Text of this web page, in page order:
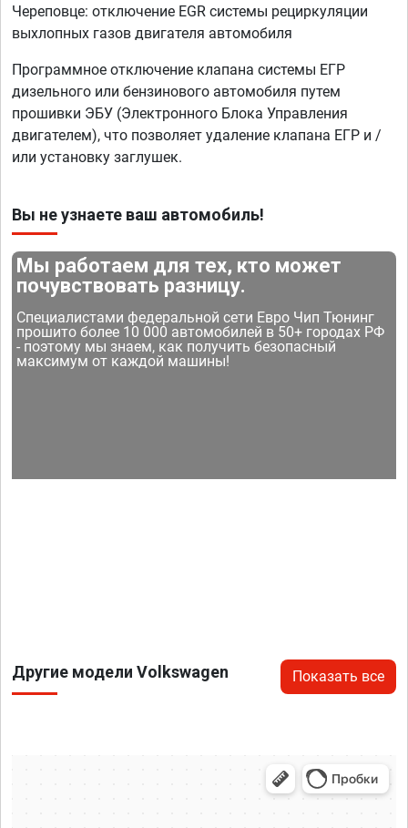
Череповце: отключение EGR системы рециркуляции
выхлопных газов двигателя автомобиля
Программное отключение клапана системы ЕГР
дизельного или бензинового автомобиля путем
прошивки ЭБУ (Электронного Блока Управления
двигателем), что позволяет удаление клапана ЕГР и /
или установку заглушек.
Вы не узнаете ваш автомобиль!
Мы работаем для тех, кто может
почувствовать разницу.
Специалистами федеральной сети Евро Чип Тюнинг
прошито более 10 000 автомобилей в 50+ городах РФ
- поэтому мы знаем, как получить безопасный
максимум от каждой машины!
Другие модели Volkswagen Показать все